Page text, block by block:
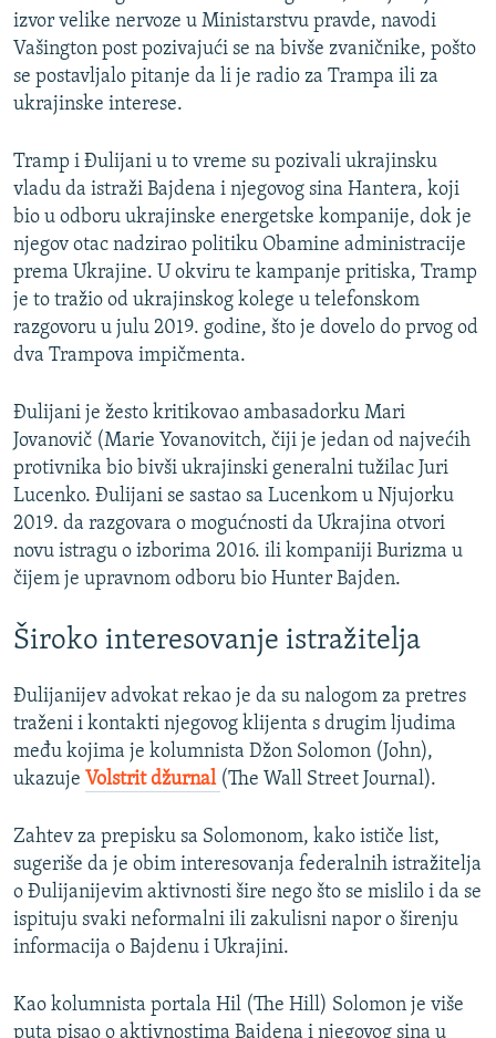
izvor velike nervoze u Ministarstvu pravde, navodi
Vašington post pozivajući se na bivše zvaničnike, pošto
se postavljalo pitanje da li je radio za Trampa ili za
ukrajinske interese.
Tramp i Đulijani u to vreme su pozivali ukrajinsku
vladu da istraži Bajdena i njegovog sina Hantera, koji
bio u odboru ukrajinske energetske kompanije, dok je
njegov otac nadzirao politiku Obamine administracije
prema Ukrajine. U okviru te kampanje pritiska, Tramp
je to tražio od ukrajinskog kolege u telefonskom
razgovoru u julu 2019. godine, što je dovelo do prvog od
dva Trampova impičmenta.
Đulijani je žesto kritikovao ambasadorku Mari
Jovanovič (Marie Yovanovitch, čiji je jedan od najvećih
protivnika bio bivši ukrajinski generalni tužilac Juri
Lucenko. Đulijani se sastao sa Lucenkom u Njujorku
2019. da razgovara o mogućnosti da Ukrajina otvori
novu istragu o izborima 2016. ili kompaniji Burizma u
čijem je upravnom odboru bio Hunter Bajden.
Široko interesovanje istražitelja
Đulijanijev advokat rekao je da su nalogom za pretres
traženi i kontakti njegovog klijenta s drugim ljudima
među kojima je kolumnista Džon Solomon (John),
ukazuje Volstrit džurnal (The Wall Street Journal).
Zahtev za prepisku sa Solomonom, kako ističe list,
sugeriše da je obim interesovanja federalnih istražitelja
o Đulijanijevim aktivnosti šire nego što se mislilo i da se
ispituju svaki neformalni ili zakulisni napor o širenju
informacija o Bajdenu i Ukrajini.
Kao kolumnista portala Hil (The Hill) Solomon je više
puta pisao o aktivnostima Bajdena i njegovog sina u